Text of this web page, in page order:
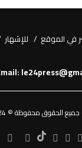
في الموقع للإشهار